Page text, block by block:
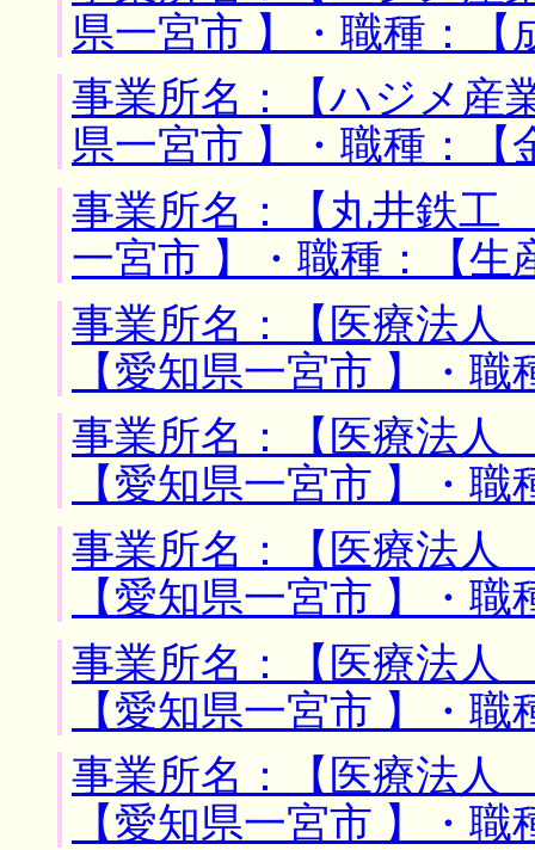
県一宮市 】・職種：
事業所名：【ハジメ
県一宮市 】・職種：
事業所名：【丸井鉄工
一宮市 】・職種：【
事業所名：【医療法
【愛知県一宮市 】・
事業所名：【医療法
【愛知県一宮市 】・
事業所名：【医療法
【愛知県一宮市 】・
事業所名：【医療法
【愛知県一宮市 】・
事業所名：【医療法
【愛知県一宮市 】・